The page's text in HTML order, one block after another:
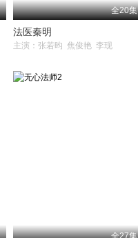
全20集
法医秦明
主演：张若昀 焦俊艳 李现
全27集